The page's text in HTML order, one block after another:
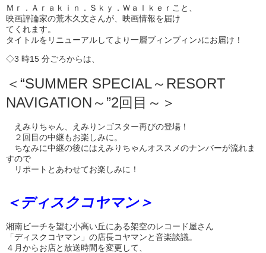
Ｍｒ．Ａｒａｋｉｎ．Ｓｋｙ．Ｗａｌｋｅｒこと、
映画評論家の荒木久文さんが、映画情報を届け
てくれます。
タイトルをリニューアルしてより一層ブィンブィン♪にお届け！
◇3 時15 分ごろからは、
＜“SUMMER SPECIAL～RESORT
NAVIGATION～”2回目～＞
えみりちゃん、えみりンゴスター再びの登場！
２回目の中継もお楽しみに。
ちなみに中継の後にはえみりちゃんオススメのナンバーが流れま
すので
リポートとあわせてお楽しみに！
＜ディスクコヤマン＞
湘南ビーチを望む小高い丘にある架空のレコード屋さん
「ディスクコヤマン」の店長コヤマンと音楽談議。
４月からお店と放送時間を変更して、